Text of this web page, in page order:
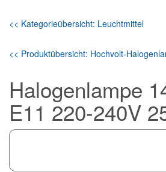
<< Kategorieübersicht: Leuchtmittel
<< Produktübersicht: Hochvolt-
Halogenlampe
E11 220-240V